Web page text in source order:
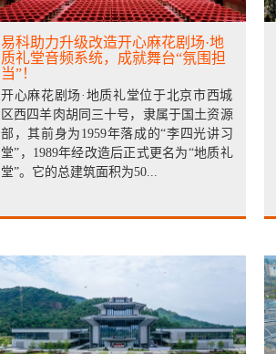
易科助力升级改造开心麻花剧场·地
质礼堂音频系统，成就舞台“氛围担
当”！
开心麻花剧场·地质礼堂位于北京市西城
区西四羊肉胡同三十号，隶属于国土资源
部，其前身为1959年落成的“李四光讲习
堂”，1989年经改造后正式更名为“地质礼
堂”。它的总建筑面积为50...